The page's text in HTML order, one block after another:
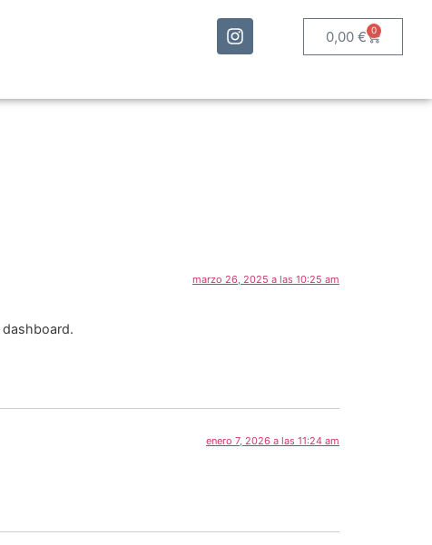
0,00 € 0
marzo 26, 2025 a las 10:25 am
enero 7, 2026 a las 11:24 am